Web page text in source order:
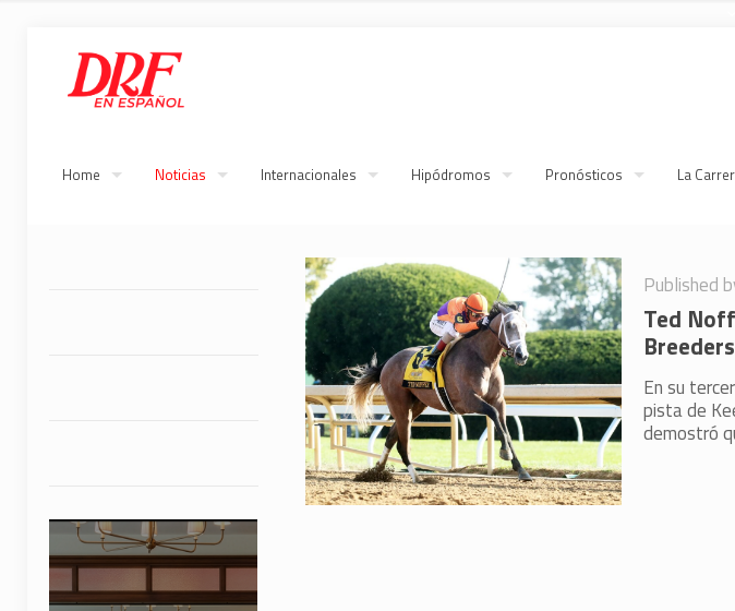
Home Noticias Internacionales Hipódromos Pronósticos La
Published
Ted
En su
pista de
demostró